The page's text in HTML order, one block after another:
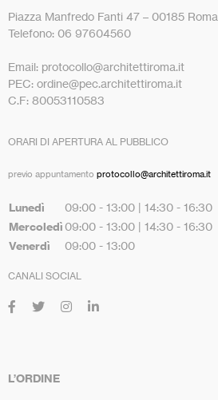
Piazza Manfredo Fanti 47 – 00185 Roma
Telefono: 06 97604560
Email: protocollo@architettiroma.it
PEC: ordine@pec.architettiroma.it
C.F: 80053110583
ORARI DI APERTURA AL PUBBLICO
previo appuntamento protocollo@architettiroma.it
Lunedì 09:00 - 13:00 | 14:30 - 16:30
Mercoledì 09:00 - 13:00 | 14:30 - 16:30
Venerdì 09:00 - 13:00
CANALI SOCIAL
L’ORDINE